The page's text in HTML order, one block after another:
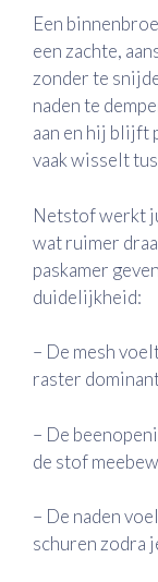
Een
een zachte,
zonder te
naden te
aan en hij blijft
vaak wisselt
Netstof werkt
wat ruimer
paskamer
duidelijkheid:
– De mesh
raster
– De
de stof
– De naden
schuren zodra